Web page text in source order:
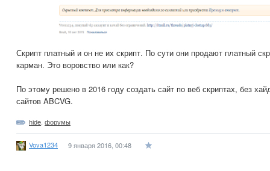
Скрипт платный и он не их скрипт. По сути они продают платный
карман. Это воровство или как?
По этому решено в 2016 году создать сайт по веб скриптах, без
сайтов ABCVG.
hide форумы
Vova1234 9 января 2016, 00:48